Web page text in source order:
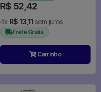
R$ 52,42
4x R$ 13,11 sem juros
Frete Grátis
Carrinho